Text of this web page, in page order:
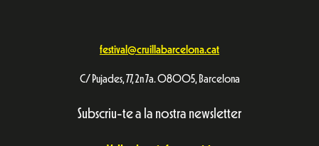
festival@cruillabarcelona.cat
C/ Pujades, 77, 2n 7a. 08005, Barcelona
Subscriu-te a la nostra newsletter